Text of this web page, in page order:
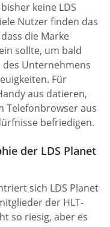
keine LDS
Nutzer finden das
die Marke
sollte, um bald
des Unternehmens
Für
aus datieren,
Telefonbrowser aus
befriedigen.
der LDS Planet
sich LDS Planet
der HLT-
so riesig, aber es